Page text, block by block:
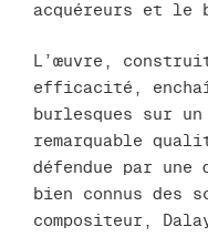
acquéreurs et le
L’œuvre,
efficacité,
burlesques sur
remarquable
défendue par
bien connus des
compositeur,